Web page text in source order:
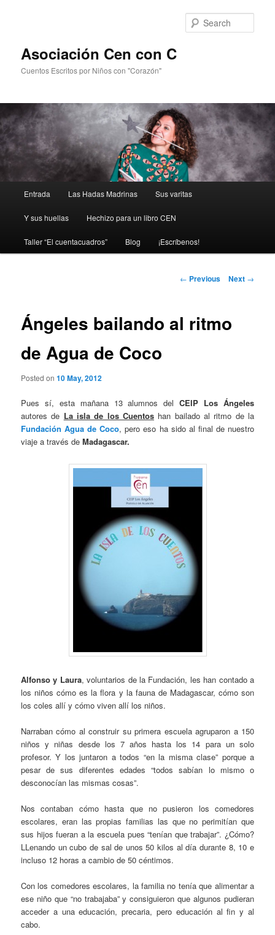
Asociación Cen con C
Cuentos Escritos por Niños con "Corazón"
Skip
to
primary
Entrada Las Hadas Madrinas Sus varitas
Y sus huellas Hechizo para un libro CEN
Taller “El cuentacuadros” Blog ¡Escríbenos!
Post
← Previous Next →
Ángeles bailando al ritmo
de Agua de Coco
Posted on10 May, 2012
Pues sí, esta mañana 13 alumnos delCEIP Los Ángeles
autores de La isla de los Cuentos han bailado al ritmo de la
Fundación Agua de Coco, pero eso ha sido al final de nuestro
viaje a través de Madagascar.
Alfonso y Laura, voluntarios de la Fundación, les han contado a
los niños cómo es la flora y la fauna de Madagascar, cómo son
los coles allí y cómo viven allí los niños.
Narraban cómo al construir su primera escuela agruparon a 150
niños y niñas desde los 7 años hasta los 14 para un solo
profesor. Y los juntaron a todos “en la misma clase” porque a
pesar de sus diferentes edades “todos sabían lo mismo o
desconocían las mismas cosas”.
Nos contaban cómo hasta que no pusieron los comedores
escolares, eran las propias familias las que no perimitían que
sus hijos fueran a la escuela pues “tenían que trabajar”. ¿Cómo?
LLenando un cubo de sal de unos 50 kilos al día durante 8, 10 e
incluso 12 horas a cambio de 50 céntimos.
Con los comedores escolares, la familia no tenía que alimentar a
ese niño que “no trabajaba” y consiguieron que algunos pudieran
acceder a una educación, precaria, pero educación al fin y al
cabo.